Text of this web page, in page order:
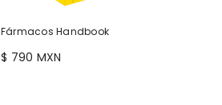
Fármacos Handbook
$ 790 MXN